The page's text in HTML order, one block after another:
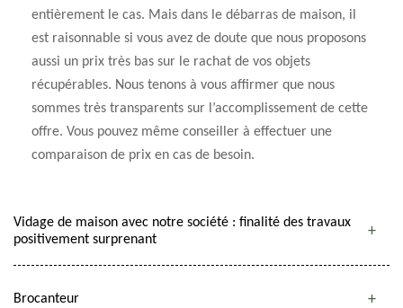
entièrement le cas. Mais dans le débarras de maison, il
est raisonnable si vous avez de doute que nous proposons
aussi un prix très bas sur le rachat de vos objets
récupérables. Nous tenons à vous affirmer que nous
sommes très transparents sur l’accomplissement de cette
offre. Vous pouvez même conseiller à effectuer une
comparaison de prix en cas de besoin.
Vidage de maison avec notre société : finalité des travaux
positivement surprenant
Brocanteur